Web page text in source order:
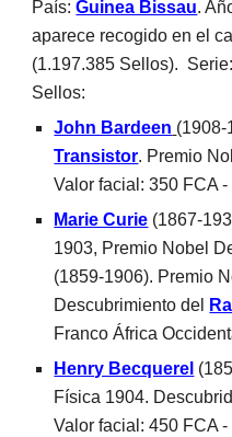
País: Guinea Bissau.
aparece recogido en el
(1.197.385 Sellos).
Sellos:
John Bardeen
Transistor. Premio
Valor facial: 350 FCA
Marie Curie (1867-
1903, Premio Nobel
(1859-1906). Premio
Descubrimiento del
Franco África
Henry Becquerel
Física 1904.
Valor facial: 450 FCA